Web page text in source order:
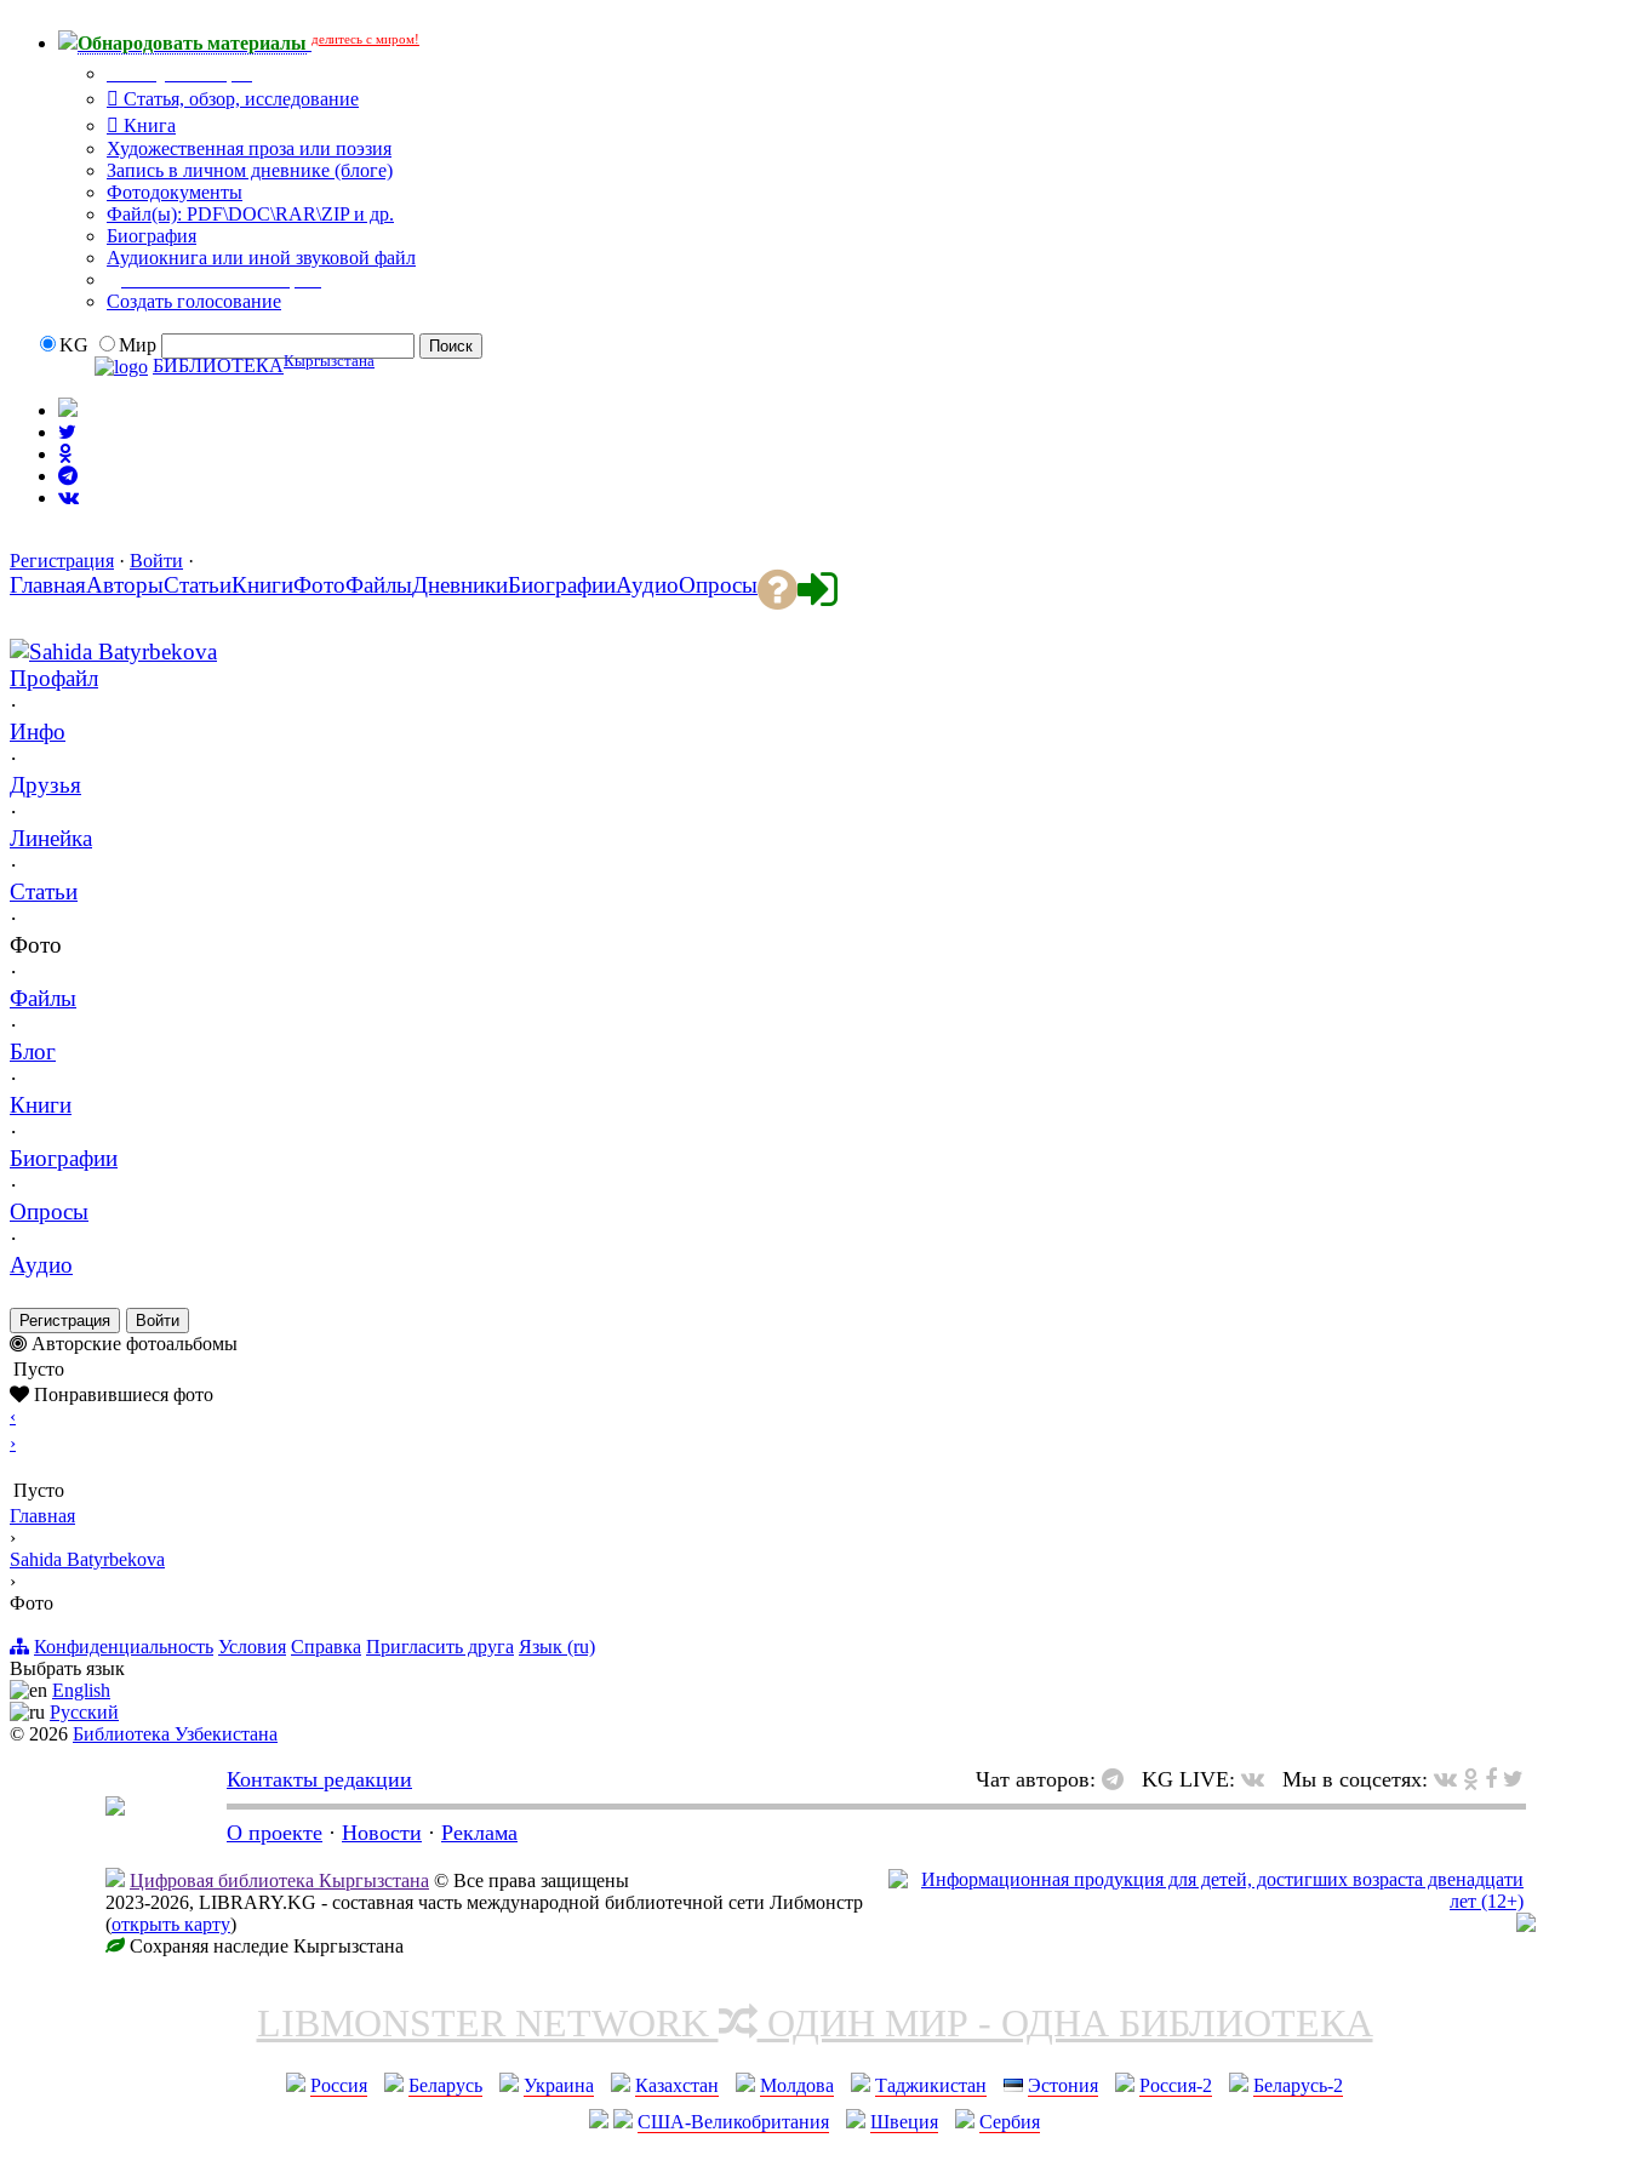
Обнародовать материалы делитесь с миром!
Статья, обзор, исследование
Книга
Художественная проза или поэзия
Запись в личном дневнике (блоге)
Фотодокументы
Файл(ы): PDF\DOC\RAR\ZIP и др.
Биография
Аудиокнига или иной звуковой файл
Создать голосование
KG
Мир
БИБЛИОТЕКАКыргызстана
Регистрация · Войти ·
ГлавнаяАвторыСтатьиКнигиФотоФайлыДневникиБиографииАудиоОпросы
Sahida Batyrbekova
Профайл
·
Инфо
·
Друзья
·
Линейка
·
Статьи
·
Фото
·
Файлы
·
Блог
·
Книги
·
Биографии
·
Опросы
·
Аудио
Регистрация Войти
Авторские фотоальбомы
Пусто
Понравившиеся фото
‹
›
Пусто
Главная
›
Sahida Batyrbekova
›
Фото
Конфиденциальность Условия Справка Пригласить друга Язык (ru)
Выбрать язык
English
Русский
© 2026 Библиотека Узбекистана
Контакты редакции Чат авторов: KG LIVE: Мы в соцсетях:
О проекте · Новости · Реклама
Цифровая библиотека Кыргызстана © Все права защищены
2023-2026, LIBRARY.KG - составная часть международной библиотечной сети Либмонстр
(открыть карту)
Сохраняя наследие Кыргызстана
LIBMONSTER NETWORK ОДИН МИР - ОДНА БИБЛИОТЕКА
Россия Беларусь Украина Казахстан Молдова Таджикистан Эстония Россия-2
Беларусь-2
США-Великобритания
Швеция Сербия